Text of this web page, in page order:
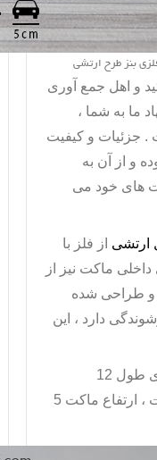
بنز طرح ارتشی
و اهل جمع آوری
ما به شما ،
. جزئیات و کیفیت
و از آن به
های خود می
ارتشی از فلز با
ماکت نیز از
و طراحی شده
دارد ، این
طرح ارتشی دارای طول 12
سانتیمتر و عرض 5 سانتیمتری است ، ارتفاع ماکت 5